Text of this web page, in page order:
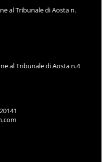
al Tribunale di Aosta n.
al Tribunale di Aosta n.4